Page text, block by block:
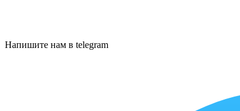
Напишите нам в telegram